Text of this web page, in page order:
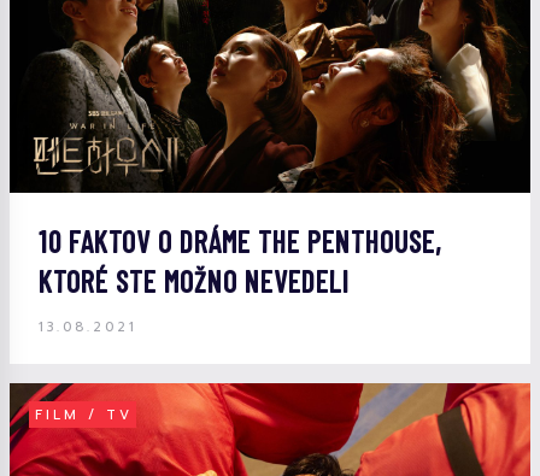
10 FAKTOV O DRÁME THE PENTHOUSE,
KTORÉ STE MOŽNO NEVEDELI
13.08.2021
FILM / TV